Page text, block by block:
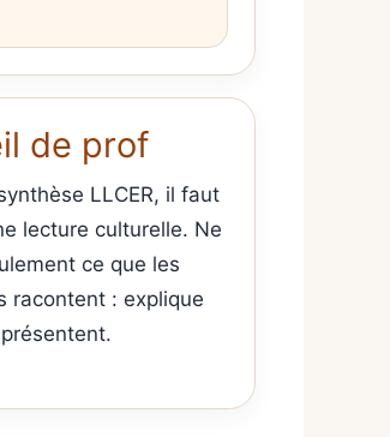
de prof
LLCER, il faut
lecture culturelle. Ne
ce que les
racontent : explique